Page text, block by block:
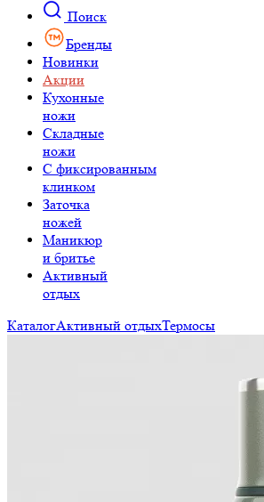
Поиск
Бренды
Новинки
Акции
Кухонные
ножи
Складные
ножи
C фиксированным
клинком
Заточка
ножей
Маникюр
и бритье
Активный
отдых
КаталогАктивный отдыхТермосы